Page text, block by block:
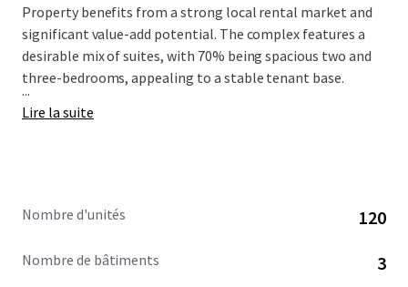
Property benefits from a strong local rental market and
significant value-add potential. The complex features a
desirable mix of suites, with 70% being spacious two and
three-bedrooms, appealing to a stable tenant base.
...
Lire la suite
Nombre d'unités 120
Nombre de bâtiments 3